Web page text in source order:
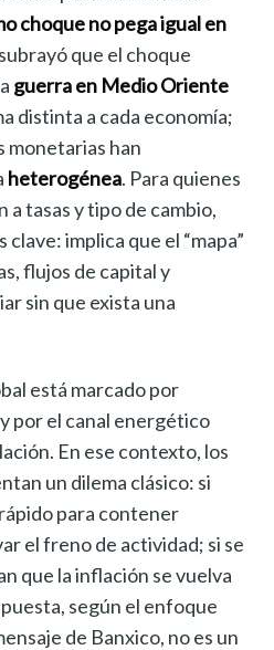
choque no pega igual en
que el choque
guerra en Medio Oriente
distinta a cada economía;
monetarias han
heterogénea. Para quienes
a tasas y tipo de cambio,
implica que el “mapa”
flujos de capital y
sin que exista una
está marcado por
por el canal energético
En ese contexto, los
un dilema clásico: si
para contener
el freno de actividad; si se
que la inflación se vuelva
según el enfoque
de Banxico, no es un